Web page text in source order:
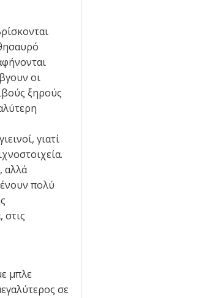
οι
ξηρούς
γιατί
αλλά
πολύ
στις
μπλε
σε